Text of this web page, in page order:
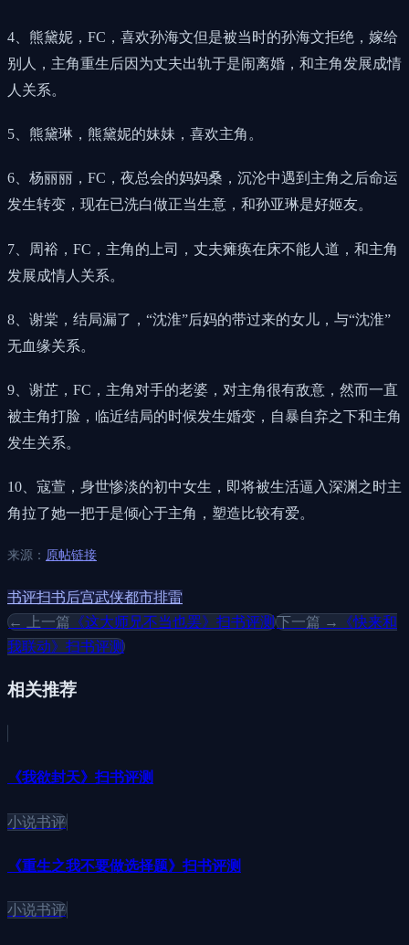
4、熊黛妮，FC，喜欢孙海文但是被当时的孙海文拒绝，嫁给
别人，主角重生后因为丈夫出轨于是闹离婚，和主角发展成情
人关系。
5、熊黛琳，熊黛妮的妹妹，喜欢主角。
6、杨丽丽，FC，夜总会的妈妈桑，沉沦中遇到主角之后命运
发生转变，现在已洗白做正当生意，和孙亚琳是好姬友。
7、周裕，FC，主角的上司，丈夫瘫痪在床不能人道，和主角
发展成情人关系。
8、谢棠，结局漏了，“沈淮”后妈的带过来的女儿，与“沈淮”
无血缘关系。
9、谢芷，FC，主角对手的老婆，对主角很有敌意，然而一直
被主角打脸，临近结局的时候发生婚变，自暴自弃之下和主角
发生关系。
10、寇萱，身世惨淡的初中女生，即将被生活逼入深渊之时主
角拉了她一把于是倾心于主角，塑造比较有爱。
来源： 原帖链接
书评扫书后宫武侠都市排雷
← 上一篇 《这大师兄不当也罢》扫书评测下一篇 →
《快来和
我联动》扫书评测
相关推荐
《我欲封天》扫书评测
小说书评
《重生之我不要做选择题》扫书评测
小说书评